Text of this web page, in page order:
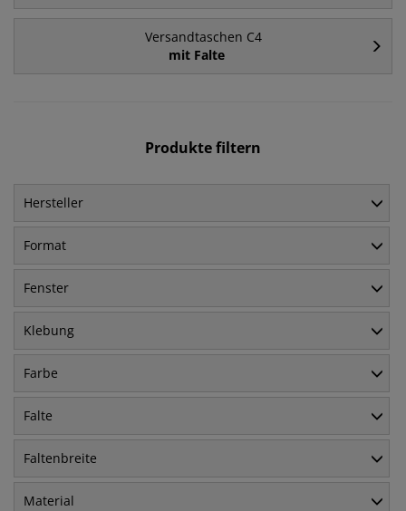
Versandtaschen C4
mit Falte
Produkte filtern
Hersteller
Format
Fenster
Klebung
Farbe
Falte
Faltenbreite
Material